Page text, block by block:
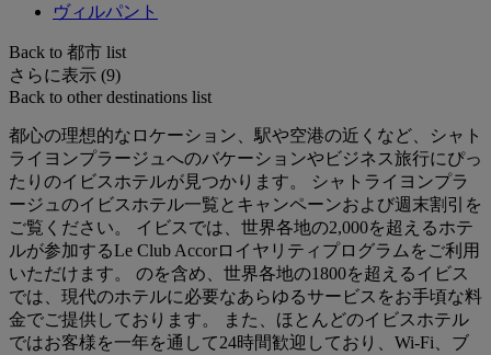
ヴィルパント
Back to 都市 list
さらに表示 (9)
Back to other destinations list
都心の理想的なロケーション、駅や空港の近くなど、シャト
ライヨンプラージュへのバケーションやビジネス旅行にぴっ
たりのイビスホテルが見つかります。 シャトライヨンプラ
ージュのイビスホテル一覧とキャンペーンおよび週末割引を
ご覧ください。 イビスでは、世界各地の2,000を超えるホテ
ルが参加するLe Club Accorロイヤリティプログラムをご利用
いただけます。 のを含め、世界各地の1800を超えるイビス
では、現代のホテルに必要なあらゆるサービスをお手頃な料
金でご提供しております。 また、ほとんどのイビスホテル
ではお客様を一年を通して24時間歓迎しており、Wi-Fi、ブ